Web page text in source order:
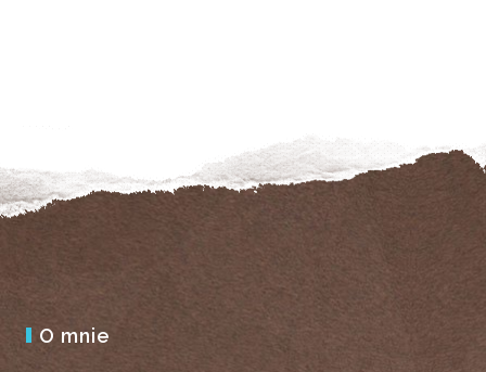
O mnie